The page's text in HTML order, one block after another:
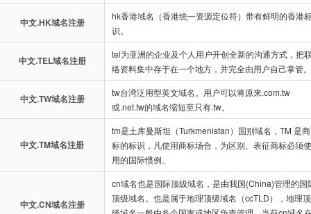
中文.HK域名注册
hk香港域名（香港统一资源定位符）带有鲜明的香港
识。
中文.TEL域名注册
tel为亚洲的企业及个人用户开创全新的沟通方式，把
络资料集中存于在一个地方，并完全由用户自己掌管。
中文.TW域名注册
tw台湾泛用型英文域名。用户可以将原来.com.tw
或.net.tw的域名缩短至只有.tw。
中文.TM域名注册
tm是土库曼斯坦（Turkmenistan）国别域名，TM 是商
标的标识，凡使用商标场合，为区别、表征商标必须使
用的国际惯例。
中文.CN域名注册
cn域名也是国际顶级域名，是由我国(China)管理的国
顶级域名。也是属于地理顶级域名（ccTLD），地理顶